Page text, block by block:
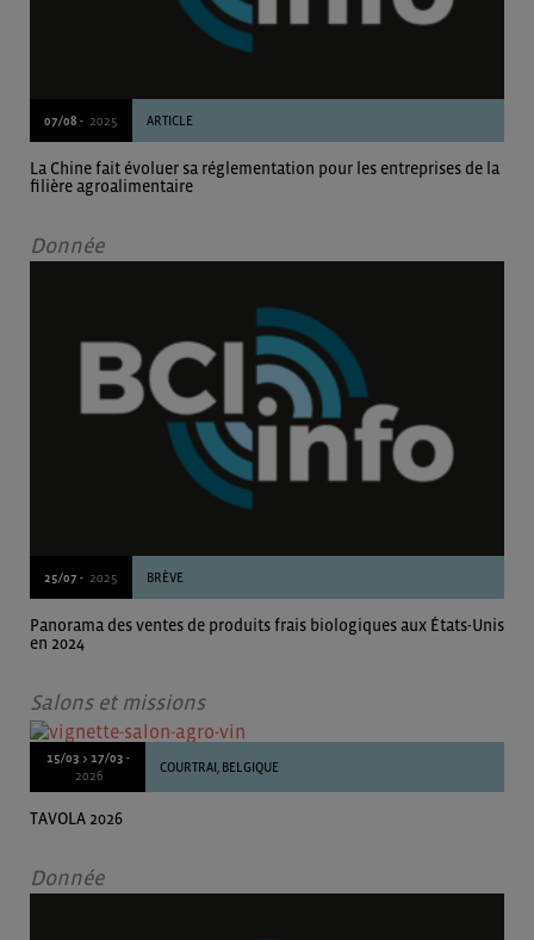
07/08 - 2025 ARTICLE
La Chine fait évoluer sa réglementation pour les entreprises de la
filière agroalimentaire
Donnée
25/07 - 2025 BRÈVE
Panorama des ventes de produits frais biologiques aux États-Unis
en 2024
Salons et missions
15/03 > 17/03 -
2026
COURTRAI, BELGIQUE
TAVOLA 2026
Donnée